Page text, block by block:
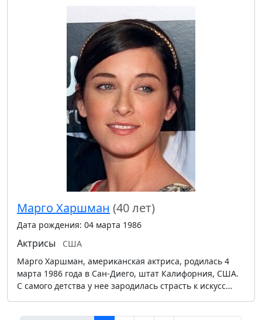
Марго Харшман (40 лет)
Дата рождения: 04 марта 1986
Актрисы
США
Марго Харшман, американская актриса, родилась 4
марта 1986 года в Сан-Диего, штат Калифорния, США.
С самого детства у нее зародилась страсть к искусс…